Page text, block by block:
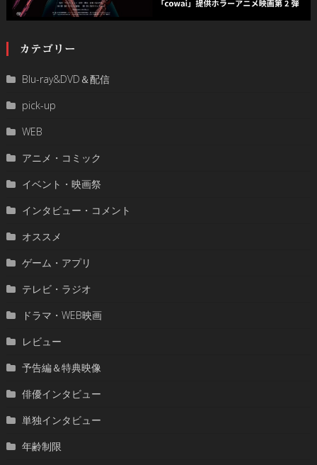
カテゴリー
Blu-ray&DVD＆配信
pick-up
WEB
アニメ・コミック
イベント・映画祭
インタビュー・コメント
オススメ
ゲーム・アプリ
テレビ・ラジオ
ドラマ・WEB映画
レビュー
予告編＆特典映像
俳優インタビュー
単独インタビュー
年齢制限